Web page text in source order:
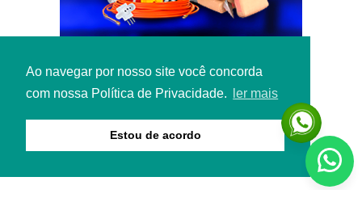
Ao navegar por nosso site você concorda
com nossa Política de Privacidade.
ler mais
Estou de acordo